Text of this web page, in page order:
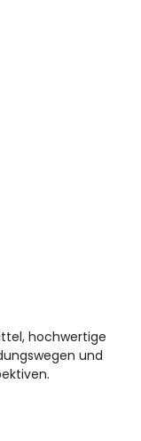
hochwertige
und